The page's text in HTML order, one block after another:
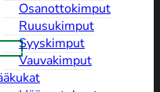
Osanottokimput
Ruusukimput
Syyskimput
Vauvakimput